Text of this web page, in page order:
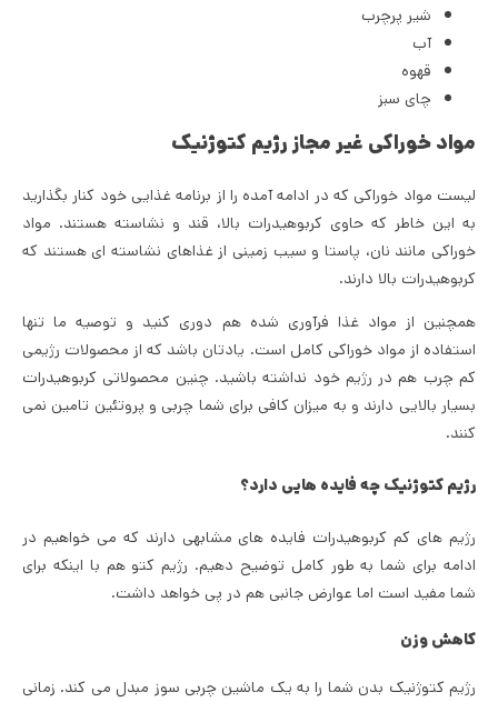
شیر پرچرب
آب
قهوه
چای سبز
مواد خوراکی غیر مجاز رژیم کتوژنیک
لیست مواد خوراکی که در ادامه آمده را از برنامه غذایی خود کنار بگذارید
به این خاطر که حاوی کربوهیدرات بالا، قند و نشاسته هستند. مواد
خوراکی مانند نان، پاستا و سیب زمینی از غذاهای نشاسته ای هستند که
کربوهیدرات بالا دارند.
همچنین از مواد غذا فرآوری شده هم دوری کنید و توصیه ما تنها
استفاده از مواد خوراکی کامل است. یادتان باشد که از محصولات رژیمی
کم چرب هم در رژیم خود نداشته باشید. چنین محصولاتی کربوهیدرات
بسیار بالایی دارند و به میزان کافی برای شما چربی و پروتئین تامین نمی
کنند.
رژیم کتوژنیک چه فایده هایی دارد؟
رژیم های کم کربوهیدرات فایده های مشابهی دارند که می خواهیم در
ادامه برای شما به طور کامل توضیح دهیم. رژیم کتو هم با اینکه برای
شما مفید است اما عوارض جانبی هم در پی خواهد داشت.
کاهش وزن
رژیم کتوژنیک بدن شما را به یک ماشین چربی سوز مبدل می کند. زمانی